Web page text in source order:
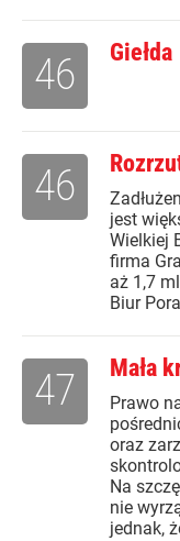
Giełda
46
jest
Wielkiej
firma
aż 1,7
Biur
46
Mała
Prawo
oraz
Na
nie
jednak,
47